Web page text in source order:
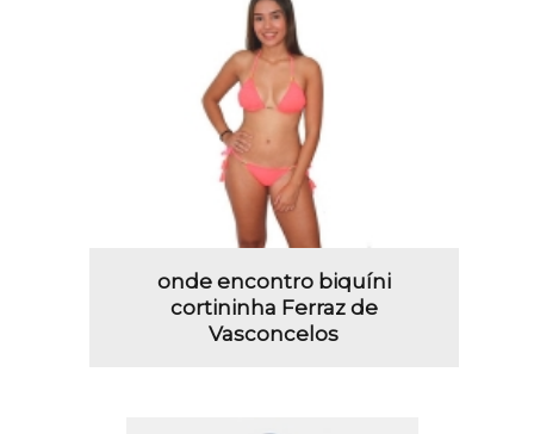
onde encontro biquíni
cortininha Ferraz de
Vasconcelos